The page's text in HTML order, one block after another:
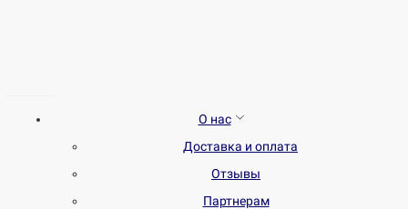
О нас
Доставка и оплата
Отзывы
Партнерам